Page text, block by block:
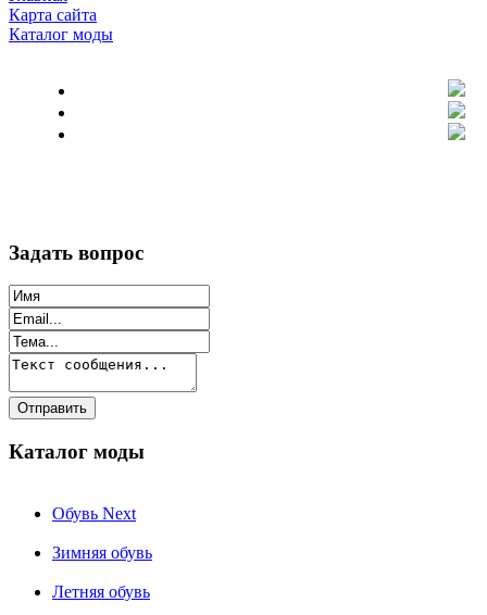
Карта сайта
Каталог моды
Задать вопрос
Каталог моды
Обувь Next
Зимняя обувь
Летняя обувь